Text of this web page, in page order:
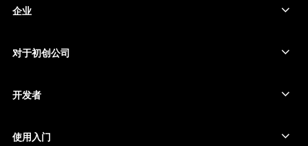
Ledger Nano Classics
捆绑销售
所有产品
卡尔达诺钱包
门罗币钱包
查看所有资产
购买加密货币
互换加密货币
企业
对于初创公司
开发者
使用入门